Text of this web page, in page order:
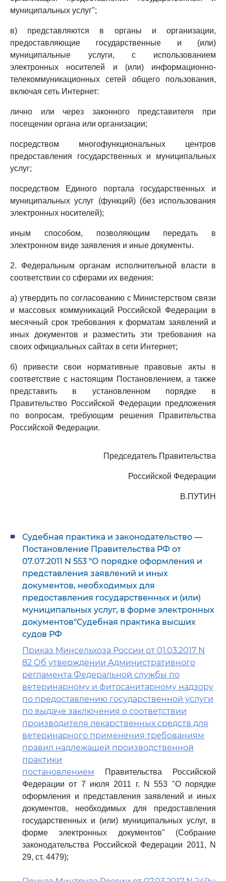
муниципальных услуг";
в) представляются в органы и организации,
предоставляющие государственные и (или)
муниципальные услуги, с использованием
электронных носителей и (или) информационно-
телекоммуникационных сетей общего пользования,
включая сеть Интернет:
лично или через законного представителя при
посещении органа или организации;
посредством многофункциональных центров
предоставления государственных и муниципальных
услуг;
посредством Единого портала государственных и
муниципальных услуг (функций) (без использования
электронных носителей);
иным способом, позволяющим передать в
электронном виде заявления и иные документы.
2. Федеральным органам исполнительной власти в
соответствии со сферами их ведения:
а) утвердить по согласованию с Министерством связи
и массовых коммуникаций Российской Федерации в
месячный срок требования к форматам заявлений и
иных документов и разместить эти требования на
своих официальных сайтах в сети Интернет;
б) привести свои нормативные правовые акты в
соответствие с настоящим Постановлением, а также
представить в установленном порядке в
Правительство Российской Федерации предложения
по вопросам, требующим решения Правительства
Российской Федерации.
Председатель Правительства
Российской Федерации
В.ПУТИН
Судебная практика и законодательство —
Постановление Правительства РФ от
07.07.2011 N 553 "О порядке оформления и
представления заявлений и иных
документов, необходимых для
предоставления государственных и (или)
муниципальных услуг, в форме электронных
документов"Судебная практика высших
судов РФ
Приказ Минсельхоза России от 01.03.2017 N
82 Об утверждении Административного
регламента Федеральной службы по
ветеринарному и фитосанитарному надзору
по предоставлению государственной услуги
по выдаче заключения о соответствии
производителя лекарственных средств для
ветеринарного применения требованиям
правил надлежащей производственной
практики
постановлением
Правительства Российской
Федерации от 7 июля 2011 г. N 553 "О порядке
оформления и представления заявлений и иных
документов, необходимых для предоставления
государственных и (или) муниципальных услуг, в
форме электронных документов" (Собрание
законодательства Российской Федерации 2011, N
29, ст. 4479);